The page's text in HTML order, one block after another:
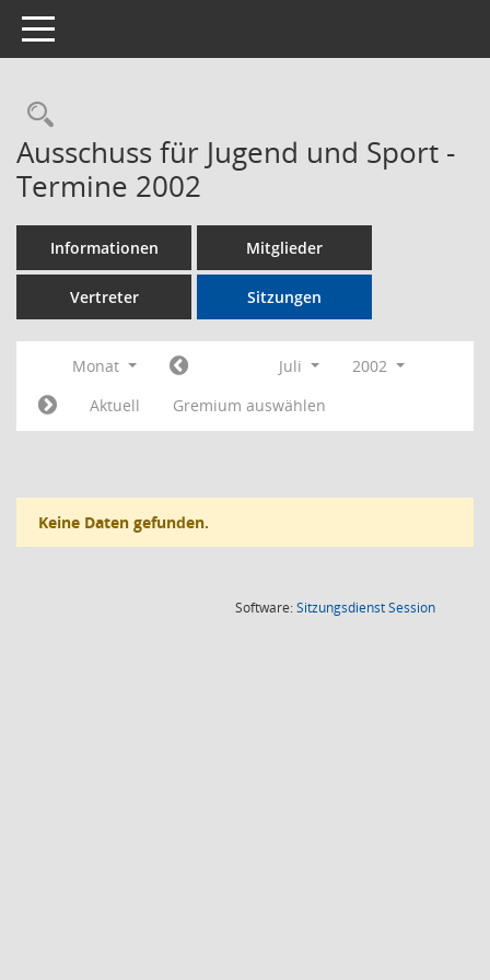
Toggle navigation
Rechercheauswahl
Ausschuss für Jugend und Sport -
Termine 2002
Informationen Mitglieder
Vertreter Sitzungen
Monat Juli
2002
Aktuell
Gremium auswählen
Keine Daten gefunden.
Software:SitzungsdienstSession(Wird in